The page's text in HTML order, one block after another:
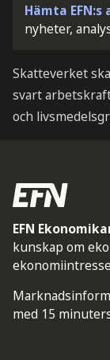
Hämta
nyheter,
Skatteverket
svart
och
EFN
kunskap om
med 15